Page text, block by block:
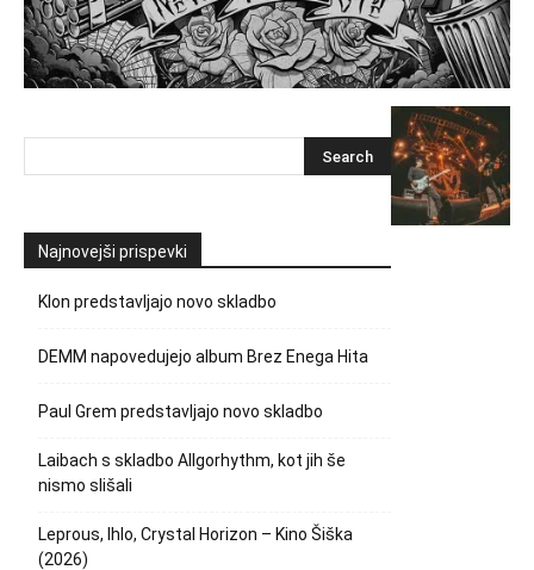
Najnovejši prispevki
Klon predstavljajo novo skladbo
DEMM napovedujejo album Brez Enega Hita
Paul Grem predstavljajo novo skladbo
Laibach s skladbo Allgorhythm, kot jih še
nismo slišali
Leprous, Ihlo, Crystal Horizon – Kino Šiška
(2026)